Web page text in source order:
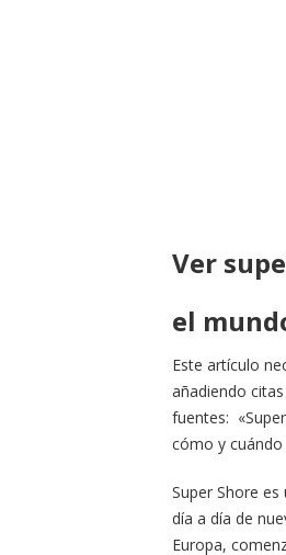
Ver
el
Este artículo
añadiendo
fuentes:
cómo y
Super Shore
día a día de
Europa,